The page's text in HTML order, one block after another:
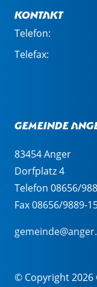
Kontakt
Telefon:
Telefax:
Gemeinde
83454 Anger
Dorfplatz 4
Telefon 08656/
Fax 08656/9889-
© Copyright 2026